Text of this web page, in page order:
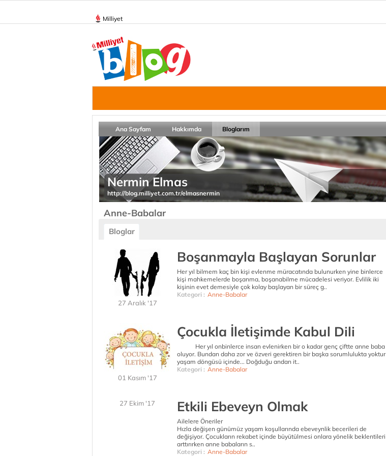
Milliyet
Ana Sayfam Hakkımda Bloglarım
Nermin Elmas
http://blog.milliyet.com.tr/elmasnermin
Anne-Babalar
Bloglar
27 Aralık '17
Boşanmayla Başlayan Sorunlar
Her yıl bilmem kaç bin kişi evlenme müracatında bulunurken yine binlerce
kişi mahkemelerde boşanma, boşanabilme mücadelesi veriyor. Evlilik iki
kişinin evet demesiyle çok kolay başlayan bir süreç g..
Kategori : Anne-Babalar
01 Kasım '17
Çocukla İletişimde Kabul Dili
Her yıl onbinlerce insan evlenirken bir o kadar genç çiftte anne baba
oluyor. Bundan daha zor ve özveri gerektiren bir başka sorumlulukta yoktur
yaşam döngüsü içinde... Doğduğu andan it..
Kategori : Anne-Babalar
27 Ekim '17 Etkili Ebeveyn Olmak
Ailelere Öneriler
Hızla değişen günümüz yaşam koşullarında ebeveynlik becerileri de
değişiyor. Çocukların rekabet içinde büyütülmesi onlara yönelik beklentileri
arttırırken anne babaların s..
Kategori : Anne-Babalar